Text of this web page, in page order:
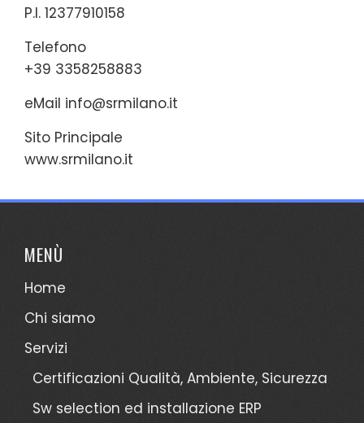
P.I. 12377910158
Telefono
+39 3358258883
eMail info@srmilano.it
Sito Principale
www.srmilano.it
MENÙ
Home
Chi siamo
Servizi
Certificazioni Qualità, Ambiente, Sicurezza
Sw selection ed installazione ERP